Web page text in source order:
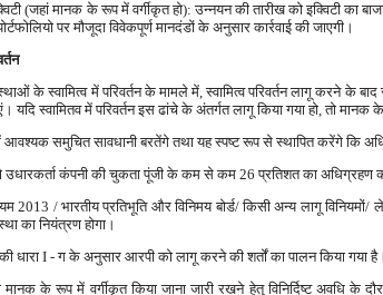
(जहां मानक के रूप में वर्गीकृत हो): उन्नयन की तारीख को इक्विटी का
पर मौजूदा विवेकपूर्ण मानदंडों के अनुसार कार्रवाई की जाएगी।
के स्वामित्व में परिवर्तन के मामले में, स्वामित्व परिवर्तन लागू करने
यदि स्वामितव में परिवर्तन इस ढांचे के अंतर्गत लागू किया गया हो, तो मानक
समुचित सावधानी बरतेंगे तथा यह स्पष्ट रूप से स्थापित करेंगे कि
उधारकर्ता कंपनी की चुकता पूंजी के कम से कम 26 प्रतिशत का अधिग्रहण
2013 / भारतीय प्रतिभूति और विनिमय बोर्ड/ किसी अन्य लागू विनियमों/
का नियंत्रण होगा।
धारा I - ग के अनुसार आरपी को लागू करने की शर्तों का पालन किया गया है।
के रूप में वर्गीकृत किया जाना जारी रखने हेतु विनिर्दिष्ट अवधि के